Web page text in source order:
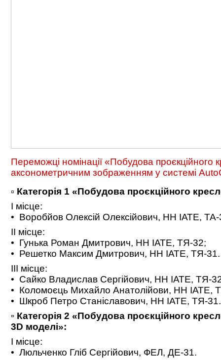
Переможці номінації «Побудова проєкційного
аксонометричним зображенням у системі
▫️ Категорія 1 «Побудова проєкційного
І місце:
• Воробйов Олексій Олексійович, НН ІАТЕ,
ІІ місце:
• Гунька Роман Дмитрович, НН ІАТЕ, ТЯ-32;
• Решетко Максим Дмитрович, НН ІАТЕ, ТЯ-31.
ІІІ місце:
• Сайко Владислав Сергійович, НН ІАТЕ, ТЯ-
• Коломоєць Михайло Анатолійови, НН ІАТЕ,
• Шкроб Петро Станіславович, НН ІАТЕ, ТЯ-31.
▫️ Категорія 2 «Побудова проєкційного
3D моделі»:
І місце:
• Люльченко Гліб Сергійович, ФЕЛ, ДЕ-31.